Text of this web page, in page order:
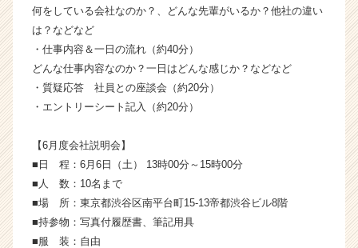
ン
ー・
成
長
企
ら
ウ
ト
何をしている会社なのか？、どんな先輩がいるか？他社の違い
は？などなど
・仕事内容＆一日の流れ（約40分）
どんな仕事内容なのか？一日はどんな感じか？などなど
・質疑応答 社員との座談会（約20分）
・エントリーシート記入（約20分）
【6月度会社説明会】
■日 程：6月6日（土） 13時00分～15時00分
■人 数：10名まで
■場 所：東京都渋谷区南平台町15-13帝都渋谷ビル8階
■持参物：写真付履歴書、筆記用具
■服 装：自由